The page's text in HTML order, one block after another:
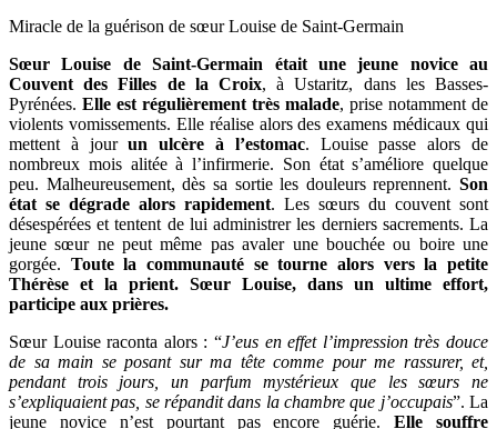
Miracle de la guérison de sœur Louise de Saint-Germain
Sœur Louise de Saint-Germain était une jeune novice au
Couvent des Filles de la Croix, à Ustaritz, dans les Basses-
Pyrénées. Elle est régulièrement très malade, prise notamment de
violents vomissements. Elle réalise alors des examens médicaux qui
mettent à jourun ulcère à l’estomac. Louise passe alors de
nombreux mois alitée à l’infirmerie. Son état s’améliore quelque
peu. Malheureusement, dès sa sortie les douleurs reprennent. Son
état se dégrade alors rapidement. Les sœurs du couvent sont
désespérées et tentent de lui administrer les derniers sacrements. La
jeune sœur ne peut même pas avaler une bouchée ou boire une
gorgée. Toute la communauté se tourne alors vers la petite
Thérèse et la prient. Sœur Louise, dans un ultime effort,
participe aux prières.
Sœur Louise raconta alors : “J’eus en effet l’impression très douce
de sa main se posant sur ma tête comme pour me rassurer, et,
pendant trois jours, un parfum mystérieux que les sœurs ne
s’expliquaient pas, se répandit dans la chambre que j’occupais”. La
jeune novice n’est pourtant pas encore guérie. Elle souffre